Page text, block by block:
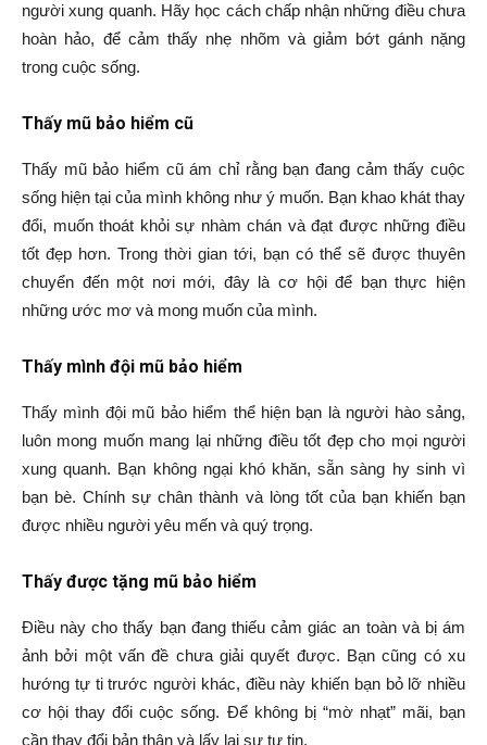
người xung quanh. Hãy học cách chấp nhận những điều chưa
hoàn hảo, để cảm thấy nhẹ nhõm và giảm bớt gánh nặng
trong cuộc sống.
Thấy mũ bảo hiểm cũ
Thấy mũ bảo hiểm cũ ám chỉ rằng bạn đang cảm thấy cuộc
sống hiện tại của mình không như ý muốn. Bạn khao khát thay
đổi, muốn thoát khỏi sự nhàm chán và đạt được những điều
tốt đẹp hơn. Trong thời gian tới, bạn có thể sẽ được thuyên
chuyển đến một nơi mới, đây là cơ hội để bạn thực hiện
những ước mơ và mong muốn của mình.
Thấy mình đội mũ bảo hiểm
Thấy mình đội mũ bảo hiểm thể hiện bạn là người hào sảng,
luôn mong muốn mang lại những điều tốt đẹp cho mọi người
xung quanh. Bạn không ngại khó khăn, sẵn sàng hy sinh vì
bạn bè. Chính sự chân thành và lòng tốt của bạn khiến bạn
được nhiều người yêu mến và quý trọng.
Thấy được tặng mũ bảo hiểm
Điều này cho thấy bạn đang thiếu cảm giác an toàn và bị ám
ảnh bởi một vấn đề chưa giải quyết được. Bạn cũng có xu
hướng tự ti trước người khác, điều này khiến bạn bỏ lỡ nhiều
cơ hội thay đổi cuộc sống. Để không bị “mờ nhạt” mãi, bạn
cần thay đổi bản thân và lấy lại sự tự tin.